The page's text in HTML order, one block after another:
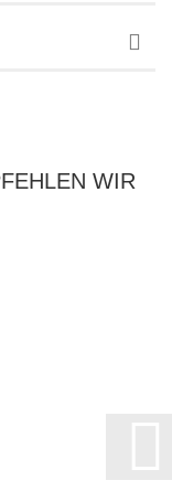
WIR